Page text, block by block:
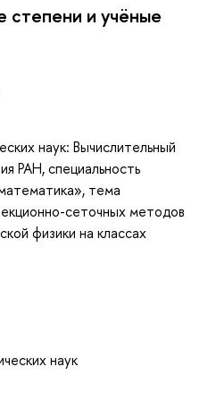
степени и учёные
наук: Вычислительный
РАН, специальность
тема
сеточных методов
физики на классах
наук